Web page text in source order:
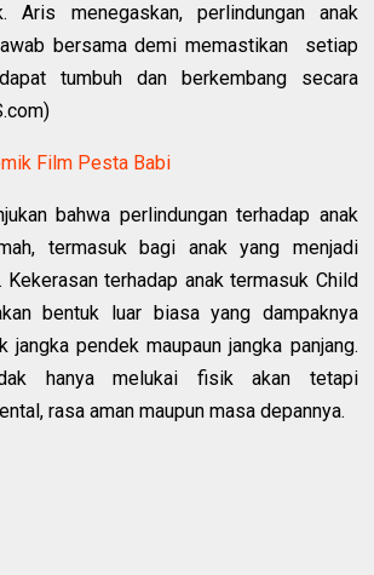
Aris menegaskan, perlindungan anak
bersama demi memastikan setiap
tumbuh dan berkembang secara
Film Pesta Babi
bahwa perlindungan terhadap anak
termasuk bagi anak yang menjadi
Kekerasan terhadap anak termasuk Child
bentuk luar biasa yang dampaknya
jangka pendek maupaun jangka panjang.
hanya melukai fisik akan tetapi
rasa aman maupun masa depannya.